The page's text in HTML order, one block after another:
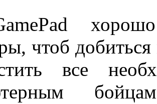
чтоб
все